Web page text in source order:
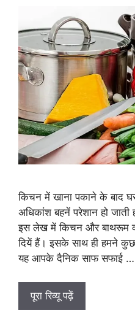
किचन में खाना पकाने के बाद
अधिकांश बहनें परेशान हो
इस लेख में किचन और बाथरूम
दियें हैं। इसके साथ ही हमने कुछ
यह आपके दैनिक साफ सफाई …
पूरा रिव्यू पढ़ें